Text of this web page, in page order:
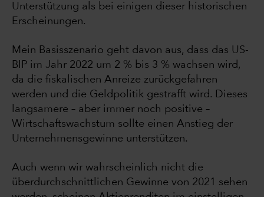
Unterstützung als bei einigen dieser historischen
Erscheinungen.
Mein Basisszenario geht davon aus, dass das US-
BIP im Jahr 2022 um 2 % bis 3 % wachsen wird,
da die fiskalischen Anreize zurückgefahren
werden und die Geldpolitik gestrafft wird. Dieses
langsamere – aber immer noch positive –
Wirtschaftswachstum sollte einen Anstieg der
Unternehmensgewinne unterstützen.
Auch wenn wir wahrscheinlich nicht die
überdurchschnittlichen Gewinne von 2021 sehen